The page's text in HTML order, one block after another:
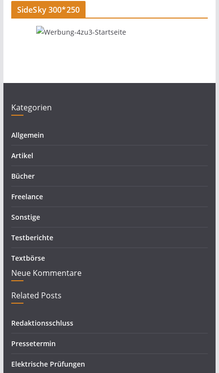
SideSky 300*250
Kategorien
Allgemein
Artikel
Bücher
Freelance
Sonstige
Testberichte
Textbörse
Neue Kommentare
Related Posts
Redaktionsschluss
Pressetermin
Elektrische Prüfungen